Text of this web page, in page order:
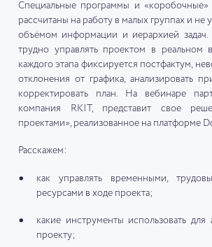
Специальные программы и «коробочные»
рассчитаны на работу в малых группах и не
объёмом информации и иерархией
трудно управлять проектом в реальном
каждого этапа фиксируется постфактум,
отклонения от графика, анализировать
корректировать план. На вебинаре
компания RKIT, представит свое
проектами», реализованное на платформе
Расскажем:
как управлять временными,
ресурсами в ходе проекта;
какие инструменты использовать для
проекту;